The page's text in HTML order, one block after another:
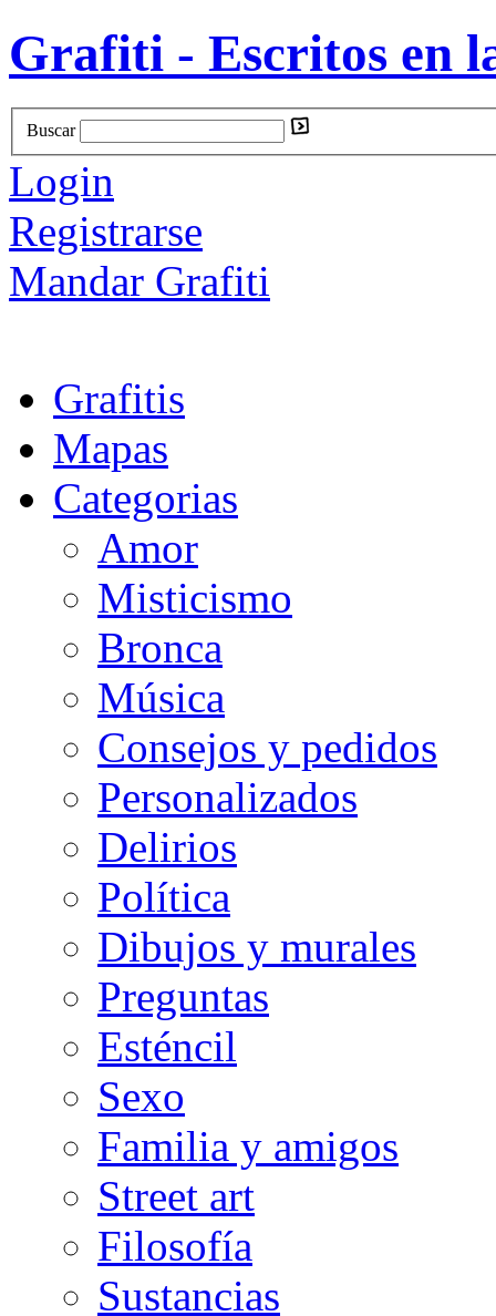
Grafiti - Escritos en
Buscar
Login
Registrarse
Mandar Grafiti
Grafitis
Mapas
Categorias
Amor
Misticismo
Bronca
Música
Consejos y pedidos
Personalizados
Delirios
Política
Dibujos y murales
Preguntas
Esténcil
Sexo
Familia y amigos
Street art
Filosofía
Sustancias